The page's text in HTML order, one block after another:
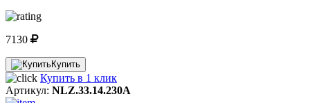
7130
Купить
Купить в 1 клик
Артикул: NLZ.33.14.230A